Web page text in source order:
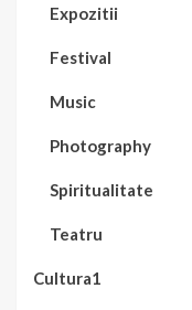
Expozitii
Festival
Music
Photography
Spiritualitate
Teatru
Cultura1